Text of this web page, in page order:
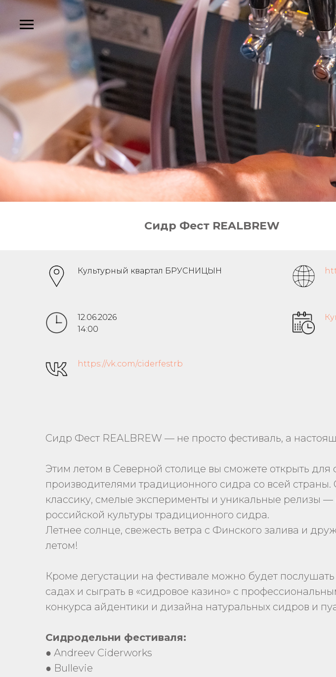
Сидр Фест REALBREW
Культурный квартал БРУСНИЦЫН
12.06.2026
14:00
https://vk.com/ciderfestrb
Сидр Фест REALBREW — не просто фестиваль, а
Этим летом в Северной столице вы сможете открыть
производителями традиционного сидра со всей
классику, смелые эксперименты и уникальные релизы
российской культуры традиционного сидра.
Летнее солнце, свежесть ветра с Финского залива и
летом!
Кроме дегустации на фестивале можно будет
садах и сыграть в «сидровое казино» с
конкурса айдентики и дизайна натуральных сидров и
Сидродельни фестиваля:
● Andreev Ciderworks
● Bullevie